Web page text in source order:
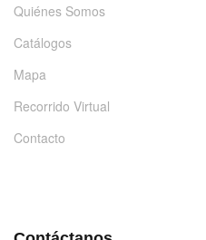
Quiénes Somos
Catálogos
Mapa
Recorrido Virtual
Contacto